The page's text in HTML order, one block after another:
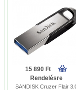
15 890 Ft
Rendelésre
SANDISK Cruzer Flair